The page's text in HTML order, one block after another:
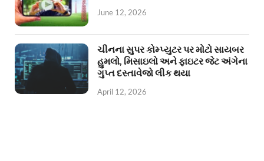
June 12, 2026
ચીનના સુપર કોમ્પ્યુટર પર મોટો સાયબર
હુમલો, મિસાઇલો અને ફાઇટર જેટ અંગેના
ગુપ્ત દસ્તાવેજો લીક થયા
April 12, 2026